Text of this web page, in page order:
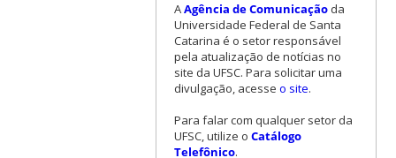
AAgência de Comunicaçãoda
Universidade Federal de Santa
Catarina é o setor responsável
pela atualização de notícias no
site da UFSC. Para solicitar uma
divulgação, acesse o site.
Para falar com qualquer setor da
UFSC, utilize o Catálogo
Telefônico.